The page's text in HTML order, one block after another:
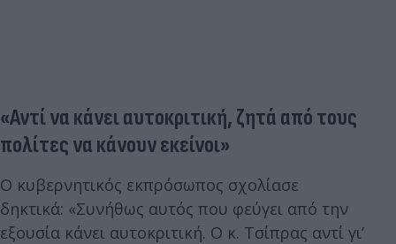
«Αντί να κάνει αυτοκριτική, ζητά από τους
πολίτες να κάνουν εκείνοι»
Ο κυβερνητικός εκπρόσωπος σχολίασε
δηκτικά: «Συνήθως αυτός που φεύγει από την
εξουσία κάνει αυτοκριτική. Ο κ. Τσίπρας αντί γι’